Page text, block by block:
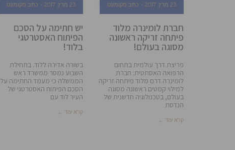
23 מרץ, 2017 כתב מקומונט
חברת לומינרה מלוד
פיתחה זריקה ראשונה
מסוגה בעולם!
פריצת דרך עולמית בתחום
הרפואה האסתטית: חברת
לומינרה דרם מלוד פיתחה זריקה
למילוי קמטים ראשונה מסוגה
בעולם, בטכנולוגיה חדשנית של
הנדסת
קרא עוד ←
23 מרץ, 2017 כתב מקומונט
יש חתימה על הסכם
הפיתוח האסטרטגי
בלוד!
בשורה אדירה ללוד. בתחילת
השבוע נמסר ממשרד ראש
הממשלה כי מעמד החתימה על
הסכם הפיתוח האסטרטגי של
העיר לוד עם
קרא עוד ←